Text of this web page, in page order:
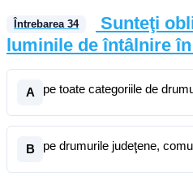
Întrebarea 34
Sunteţi
luminile de întâlnire
A pe toate categoriile de
B pe drumurile judeţene,